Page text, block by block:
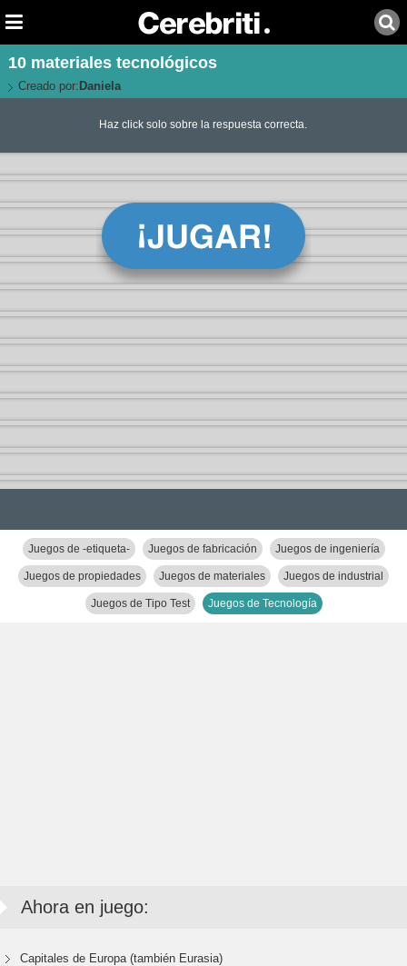
10 materiales tecnológicos
Creado por: Daniela
Haz click solo sobre la respuesta correcta.
Juegos de -etiqueta- Juegos de fabricación Juegos de ingeniería
Juegos de propiedades Juegos de materiales Juegos de industrial
Juegos de Tipo Test Juegos de Tecnología
Ahora en juego:
Capitales de Europa (también Eurasia)